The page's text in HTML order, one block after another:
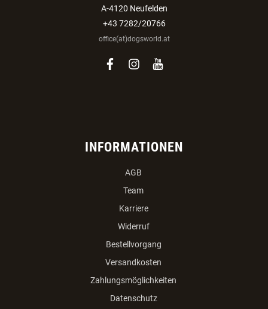
A-4120 Neufelden
+43 7282/20766
office(at)dogsworld.at
facebook
instagram
youtube
INFORMATIONEN
AGB
Team
Karriere
Widerruf
Bestellvorgang
Versandkosten
Zahlungsmöglichkeiten
Datenschutz